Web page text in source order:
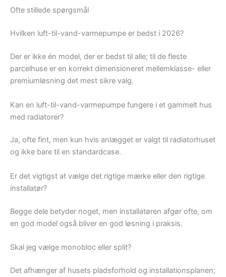
Ofte stillede spørgsmål
Hvilken luft-til-vand-varmepumpe er bedst i 2026?
Der er ikke én model, der er bedst til alle; til de fleste
parcelhuse er en korrekt dimensioneret mellemklasse- eller
premiumløsning det mest sikre valg.
Kan en luft-til-vand-varmepumpe fungere i et gammelt hus
med radiatorer?
Ja, ofte fint, men kun hvis anlægget er valgt til radiatorhuset
og ikke bare til en standardcase.
Er det vigtigst at vælge det rigtige mærke eller den rigtige
installatør?
Begge dele betyder noget, men installatøren afgør ofte, om
en god model også bliver en god løsning i praksis.
Skal jeg vælge monobloc eller split?
Det afhænger af husets pladsforhold og installationsplanen;